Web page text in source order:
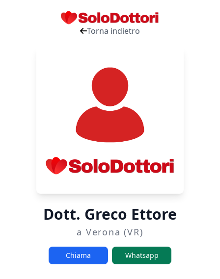
Torna indietro
Dott. Greco Ettore
a Verona (VR)
Chiama Whatsapp